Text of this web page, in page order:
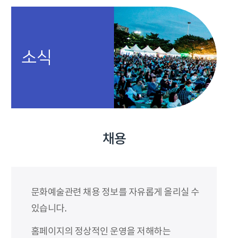
소식
채용
문화예술관련 채용 정보를 자유롭게 올리실 수
있습니다.
홈페이지의 정상적인 운영을 저해하는